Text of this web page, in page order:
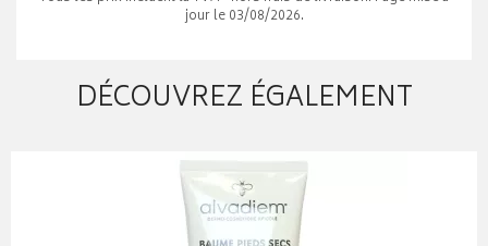
jour le 03/08/2026.
DÉCOUVREZ ÉGALEMENT